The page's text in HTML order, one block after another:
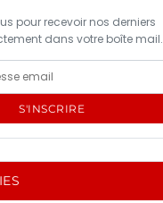
pour recevoir nos derniers
dans votre boîte mail.
S'INSCRIRE